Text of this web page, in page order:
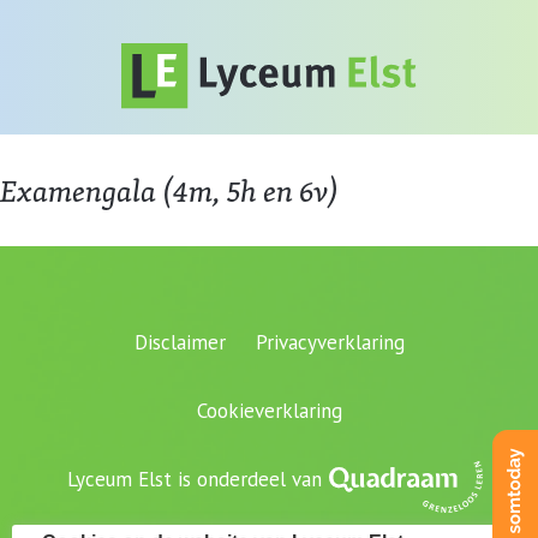
Examengala (4m, 5h en 6v)
Disclaimer Privacyverklaring
Cookieverklaring
Lyceum Elst is onderdeel van